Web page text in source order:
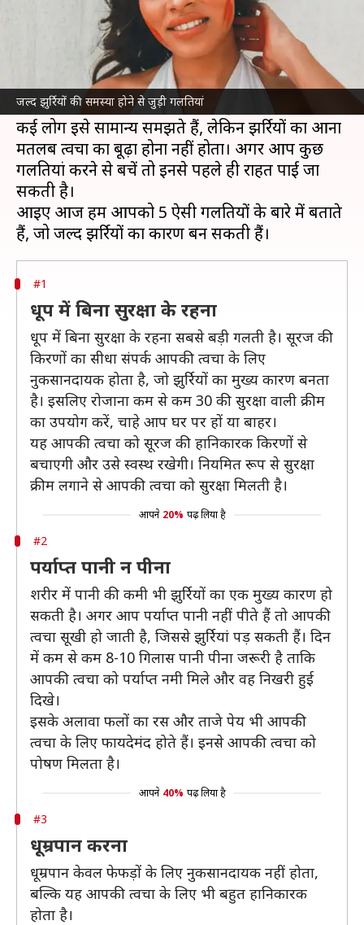
जल्द झुर्रियों की समस्या होने से जुड़ी गलतियां
झुर्रियों का आना एक स्वाभाविक प्रक्रिया है, लेकिन
आजकल की अनियमित जीवनशैली और गलत आदतों के
कारण यह समस्या पहले से ज्यादा बढ़ गई है।
कई लोग इसे सामान्य समझते हैं, लेकिन झुर्रियों का आना
मतलब त्वचा का बूढ़ा होना नहीं होता। अगर आप कुछ
गलतियां करने से बचें तो इनसे पहले ही राहत पाई जा
सकती है।
आइए आज हम आपको 5 ऐसी गलतियों के बारे में बताते
#1
धूप में बिना सुरक्षा के रहना
धूप में बिना सुरक्षा के रहना सबसे बड़ी गलती है। सूरज की
किरणों का सीधा संपर्क आपकी त्वचा के लिए
नुकसानदायक होता है, जो झुर्रियों का मुख्य कारण बनता
है। इसलिए रोजाना कम से कम 30 की सुरक्षा वाली क्रीम
का उपयोग करें, चाहे आप घर पर हों या बाहर।
यह आपकी त्वचा को सूरज की हानिकारक किरणों से
बचाएगी और उसे स्वस्थ रखेगी। नियमित रूप से सुरक्षा
क्रीम लगाने से आपकी त्वचा को सुरक्षा मिलती है।
आपने 20% पढ़ लिया है
#2
पर्याप्त पानी न पीना
शरीर में पानी की कमी भी झुर्रियों का एक मुख्य कारण हो
सकती है। अगर आप पर्याप्त पानी नहीं पीते हैं तो आपकी
त्वचा सूखी हो जाती है, जिससे झुर्रियां पड़ सकती हैं। दिन
में कम से कम 8-10 गिलास पानी पीना जरूरी है ताकि
आपकी त्वचा को पर्याप्त नमी मिले और वह निखरी हुई
दिखे।
इसके अलावा फलों का रस और ताजे पेय भी आपकी
त्वचा के लिए फायदेमंद होते हैं। इनसे आपकी त्वचा को
पोषण मिलता है।
आपने 40% पढ़ लिया है
#3
धूम्रपान करना
धूम्रपान केवल फेफड़ों के लिए नुकसानदायक नहीं होता,
बल्कि यह आपकी त्वचा के लिए भी बहुत हानिकारक
होता है।